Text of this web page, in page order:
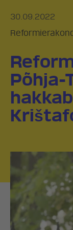
30.09.2022
Põhja-